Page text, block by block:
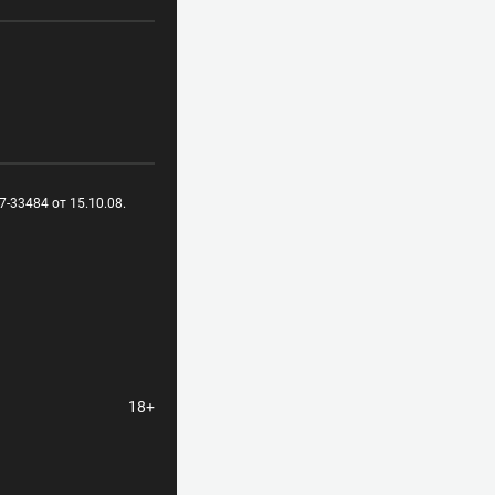
33484 от 15.10.08.
18+